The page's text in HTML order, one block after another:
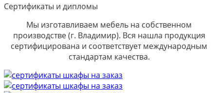
Сертификаты и дипломы
Мы изготавливаем мебель на собственном
производстве (г. Владимир). Вся нашла продукция
сертифицирована и соответствует международным
стандартам качества.